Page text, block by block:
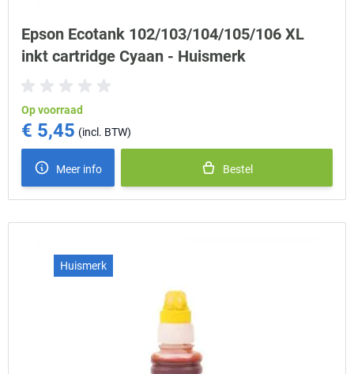
Epson Ecotank 102/103/104/105/106 XL
inkt cartridge Cyaan - Huismerk
Op voorraad
€ 5,45
Meer info Bestel
Huismerk